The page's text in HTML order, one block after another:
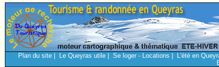
Plan du site Le Queyras utile Se loger - Locations
L'été en